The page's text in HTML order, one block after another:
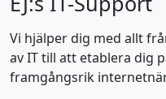
Vi hjälper dig med allt
av IT till att etablera dig
framgångsrik